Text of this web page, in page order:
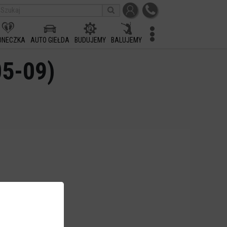
AUTO GIEŁDA BUDUJEMY BALUJEMY
09)